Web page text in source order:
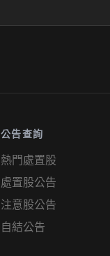
公告查詢
熱門處置股
處置股公告
注意股公告
自結公告